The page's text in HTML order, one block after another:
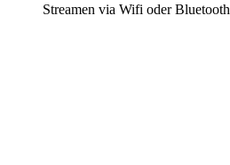
Streamen via Wifi oder Bluetooth